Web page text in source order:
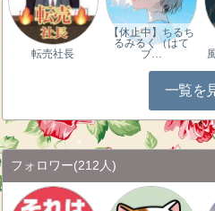
転売社長
【休止中】ちるち
るみるく（はて
ブ…
一覧を
フォロワー(212人)